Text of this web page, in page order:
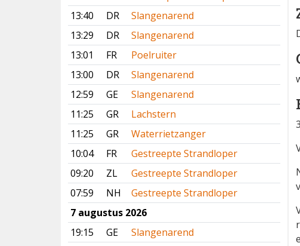
13:40
DR
Slangenarend
13:29
DR
Slangenarend
13:01
FR
Poelruiter
13:00
DR
Slangenarend
12:59
GE
Slangenarend
11:25
GR
Lachstern
11:25
GR
Waterrietzanger
10:04
FR
Gestreepte Strandloper
09:20
ZL
Gestreepte Strandloper
07:59
NH
Gestreepte Strandloper
7 augustus 2026
19:15
GE Slangenarend